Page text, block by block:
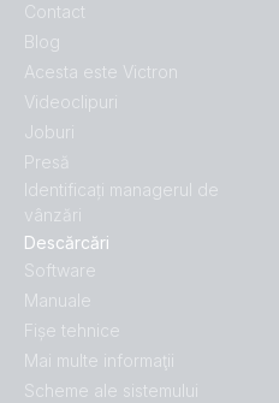
Descărcări
Software
Manuale
Fișe tehnice
Mai multe informaţii
Scheme ale sistemului
Contact
Blog
Acesta este Victron
Videoclipuri
Joburi
Presă
Identificați managerul de
vânzări